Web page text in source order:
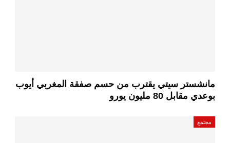
مانشستر سيتي يقترب من حسم صفقة المغربي أيوب
بوعدي مقابل 80 مليون يورو
مجتمع